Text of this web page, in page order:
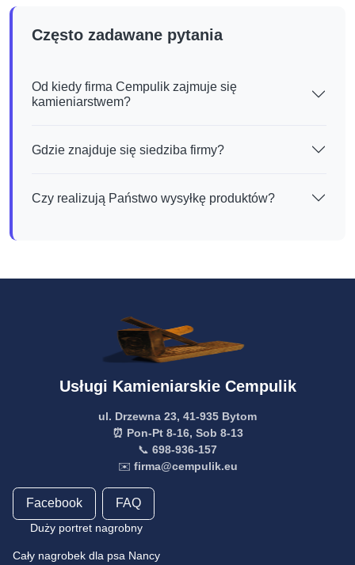
Często zadawane pytania
Od kiedy firma Cempulik zajmuje się
kamieniarstwem?
Gdzie znajduje się siedziba firmy?
Czy realizują Państwo wysyłkę produktów?
Usługi Kamieniarskie Cempulik
ul. Drzewna 23, 41-935 Bytom
⏰ Pon-Pt 8-16, Sob 8-13
📞 698-936-157
✉️ firma@cempulik.eu
Facebook FAQ
Duży portret nagrobny
Cały nagrobek dla psa Nancy